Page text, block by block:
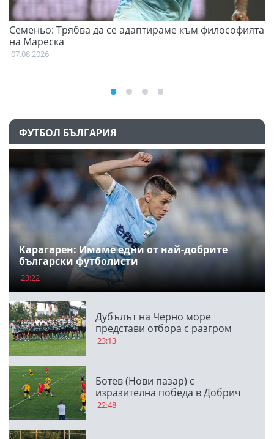
Семеньо: Трябва да се адаптираме към философията
на Мареска
07.08.2026
ФУТБОЛ БЪЛГАРИЯ
Карагарен: Имаме едни от най-добрите
български футболисти
23:22
Дубълът на Черно море
представи отбора с разгром
23:13
Ботев (Нови пазар) с
изразителна победа в Добрич
22:48